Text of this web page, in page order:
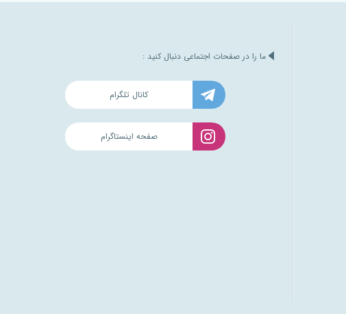
ما را در صفحات اجتماعی دنبال کنید :
کانال تلگرام
صفحه اینستاگرام